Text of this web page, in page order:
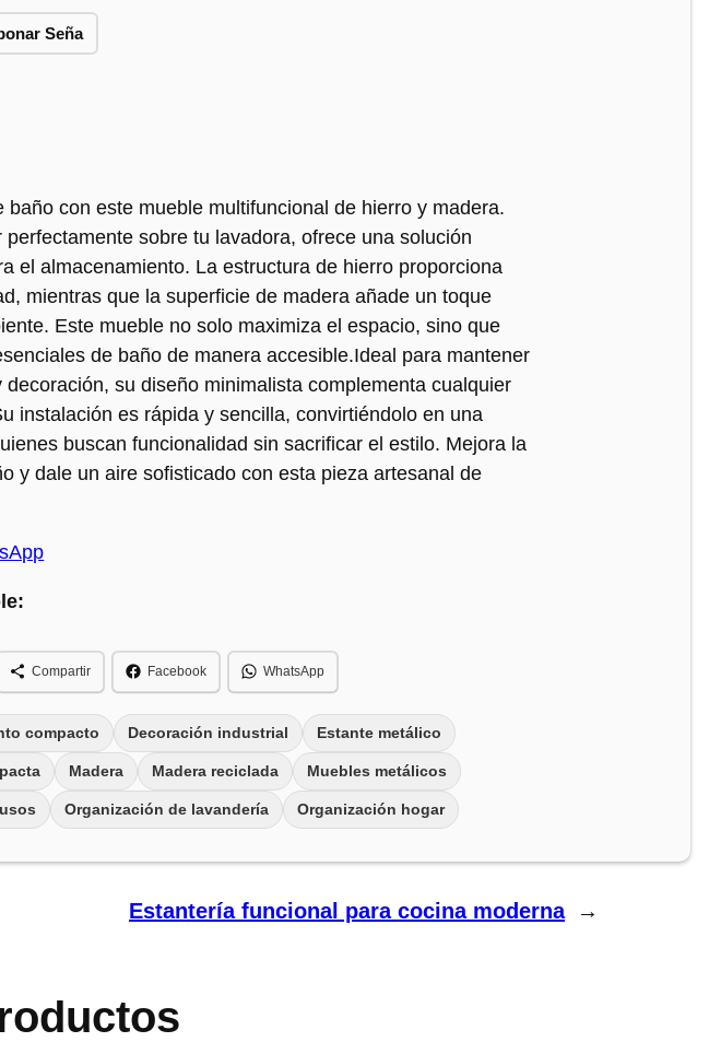
Seña
baño con este mueble multifuncional de hierro y madera.
sobre tu lavadora, ofrece una solución
el almacenamiento. La estructura de hierro proporciona
mientras que la superficie de madera añade un toque
Este mueble no solo maximiza el espacio, sino que
de baño de manera accesible.Ideal para mantener
decoración, su diseño minimalista complementa cualquier
instalación es rápida y sencilla, convirtiéndolo en una
buscan funcionalidad sin sacrificar el estilo. Mejora la
y dale un aire sofisticado con esta pieza artesanal de
Compartir Facebook WhatsApp
compacto Decoración industrial Estante metálico
Madera Madera reciclada Muebles metálicos
Organización de lavandería Organización hogar
Estantería funcional para cocina moderna →